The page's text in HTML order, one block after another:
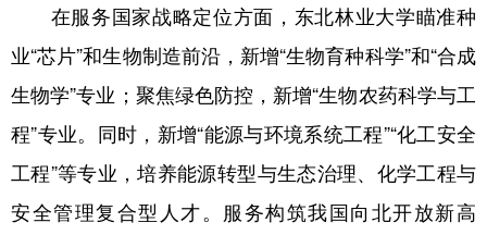
辽宁 上海 江苏
浙江 安徽 福建 江西
山东 河南 湖北 湖南
广东 广西 海南 重庆
在服务国家战略定位方面，东北林业大学瞄准种
业“芯片”和生物制造前沿，新增“生物育种科学”和“合成
生物学”专业；聚焦绿色防控，新增“生物农药科学与工
程”专业。同时，新增“能源与环境系统工程”“化工安全
工程”等专业，培养能源转型与生态治理、化学工程与
安全管理复合型人才。服务构筑我国向北开放新高